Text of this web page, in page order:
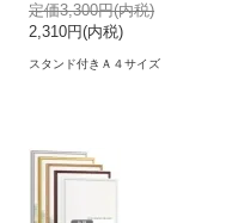
定価3,300円(内税)
2,310円(内税)
スタンド付きＡ４サイズ